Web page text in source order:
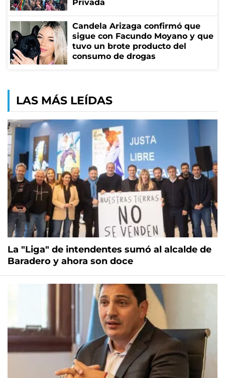
Privada
Candela Arizaga confirmó que
sigue con Facundo Moyano y que
tuvo un brote producto del
consumo de drogas
LAS MÁS LEÍDAS
La "Liga" de intendentes sumó al alcalde de
Baradero y ahora son doce